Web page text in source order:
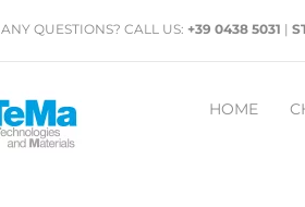
ANY QUESTIONS? CALL US: +39 0438 5031 |
HOME